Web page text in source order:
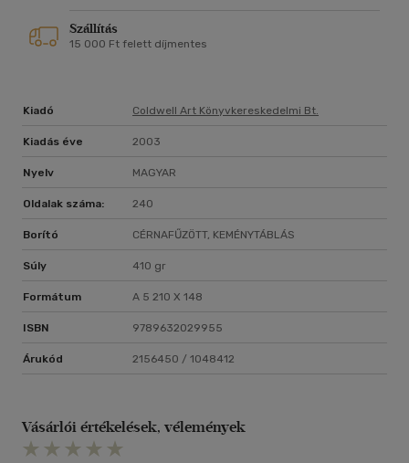
Szállítás
15 000 Ft felett díjmentes
Kiadó Coldwell Art Könyvkereskedelmi Bt.
Kiadás éve 2003
Nyelv MAGYAR
Oldalak száma: 240
Borító CÉRNAFŰZÖTT, KEMÉNYTÁBLÁS
Súly 410 gr
Formátum A 5 210 X 148
ISBN 9789632029955
Árukód 2156450 / 1048412
Vásárlói értékelések, vélemények